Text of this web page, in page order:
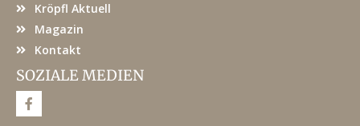
Kröpfl Aktuell
Magazin
Kontakt
SOZIALE MEDIEN
F
a